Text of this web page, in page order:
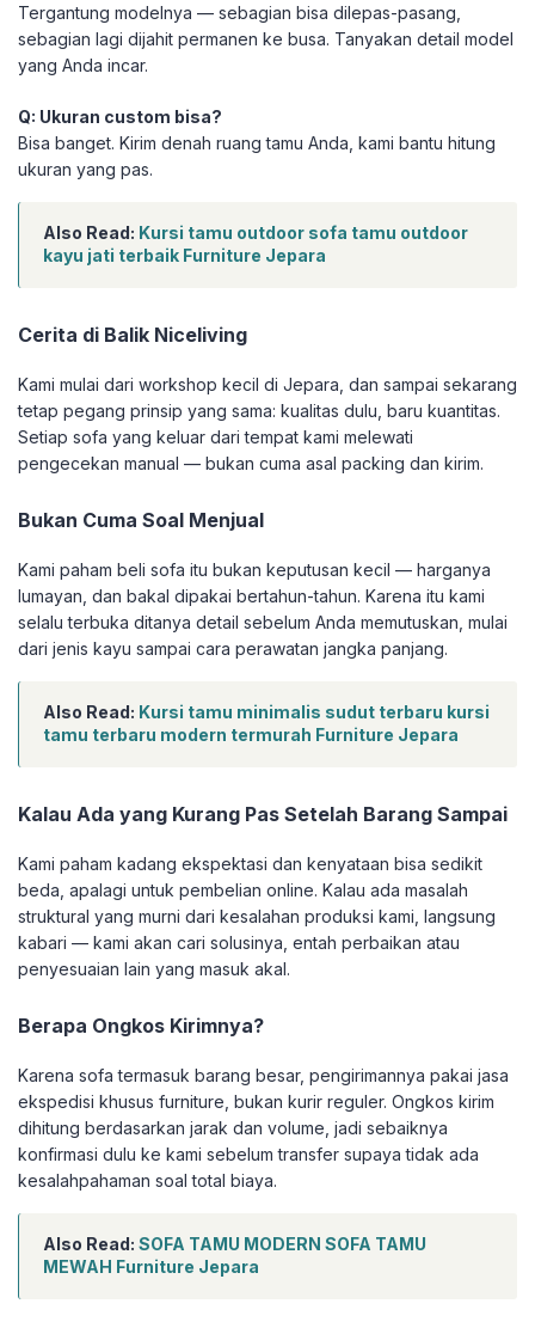
Tergantung modelnya — sebagian bisa dilepas-pasang,
sebagian lagi dijahit permanen ke busa. Tanyakan detail model
yang Anda incar.
Q: Ukuran custom bisa?
Bisa banget. Kirim denah ruang tamu Anda, kami bantu hitung
ukuran yang pas.
Also Read: Kursi tamu outdoor sofa tamu outdoor
kayu jati terbaik Furniture Jepara
Cerita di Balik Niceliving
Kami mulai dari workshop kecil di Jepara, dan sampai sekarang
tetap pegang prinsip yang sama: kualitas dulu, baru kuantitas.
Setiap sofa yang keluar dari tempat kami melewati
pengecekan manual — bukan cuma asal packing dan kirim.
Bukan Cuma Soal Menjual
Kami paham beli sofa itu bukan keputusan kecil — harganya
lumayan, dan bakal dipakai bertahun-tahun. Karena itu kami
selalu terbuka ditanya detail sebelum Anda memutuskan, mulai
dari jenis kayu sampai cara perawatan jangka panjang.
Also Read: Kursi tamu minimalis sudut terbaru kursi
tamu terbaru modern termurah Furniture Jepara
Kalau Ada yang Kurang Pas Setelah Barang Sampai
Kami paham kadang ekspektasi dan kenyataan bisa sedikit
beda, apalagi untuk pembelian online. Kalau ada masalah
struktural yang murni dari kesalahan produksi kami, langsung
kabari — kami akan cari solusinya, entah perbaikan atau
penyesuaian lain yang masuk akal.
Berapa Ongkos Kirimnya?
Karena sofa termasuk barang besar, pengirimannya pakai jasa
ekspedisi khusus furniture, bukan kurir reguler. Ongkos kirim
dihitung berdasarkan jarak dan volume, jadi sebaiknya
konfirmasi dulu ke kami sebelum transfer supaya tidak ada
kesalahpahaman soal total biaya.
Also Read: SOFA TAMU MODERN SOFA TAMU
MEWAH Furniture Jepara